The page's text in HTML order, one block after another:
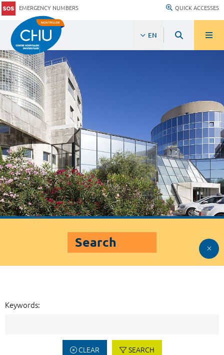
EMERGENCY NUMBERS QUICK ACCESSES
EN
Search
Keywords:
CLEAR SEARCH